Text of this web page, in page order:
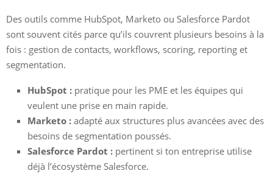
Des outils comme HubSpot, Marketo ou Salesforce Pardot
sont souvent cités parce qu’ils couvrent plusieurs besoins à la
fois : gestion de contacts, workflows, scoring, reporting et
segmentation.
HubSpot : pratique pour les PME et les équipes qui
veulent une prise en main rapide.
Marketo : adapté aux structures plus avancées avec des
besoins de segmentation poussés.
Salesforce Pardot : pertinent si ton entreprise utilise
déjà l’écosystème Salesforce.